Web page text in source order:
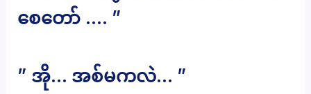
စေတော် …. ”
” အို… အစ်မကလဲ… ”